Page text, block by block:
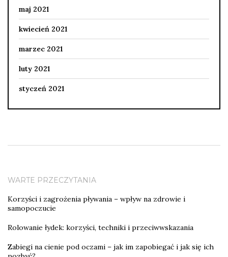
maj 2021
kwiecień 2021
marzec 2021
luty 2021
styczeń 2021
WARTE PRZECZYTANIA
Korzyści i zagrożenia pływania – wpływ na zdrowie i
samopoczucie
Rolowanie łydek: korzyści, techniki i przeciwwskazania
Zabiegi na cienie pod oczami – jak im zapobiegać i jak się ich